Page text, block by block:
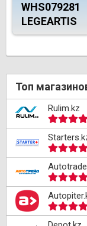
WHS079281
LEGEARTIS
Топ
Rulim.kz